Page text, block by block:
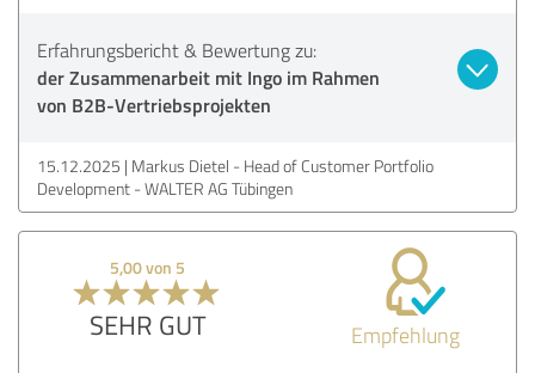
Erfahrungsbericht & Bewertung zu:
der Zusammenarbeit mit Ingo im Rahmen
von B2B-Vertriebsprojekten
15.12.2025 Markus Dietel - Head of Customer Portfolio
Development - WALTER AG Tübingen
5,00 von 5
SEHR GUT Empfehlung